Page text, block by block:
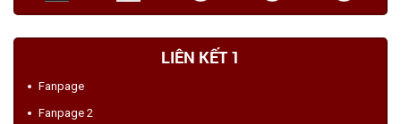
LIÊN KẾT 1
Fanpage
Fanpage 2